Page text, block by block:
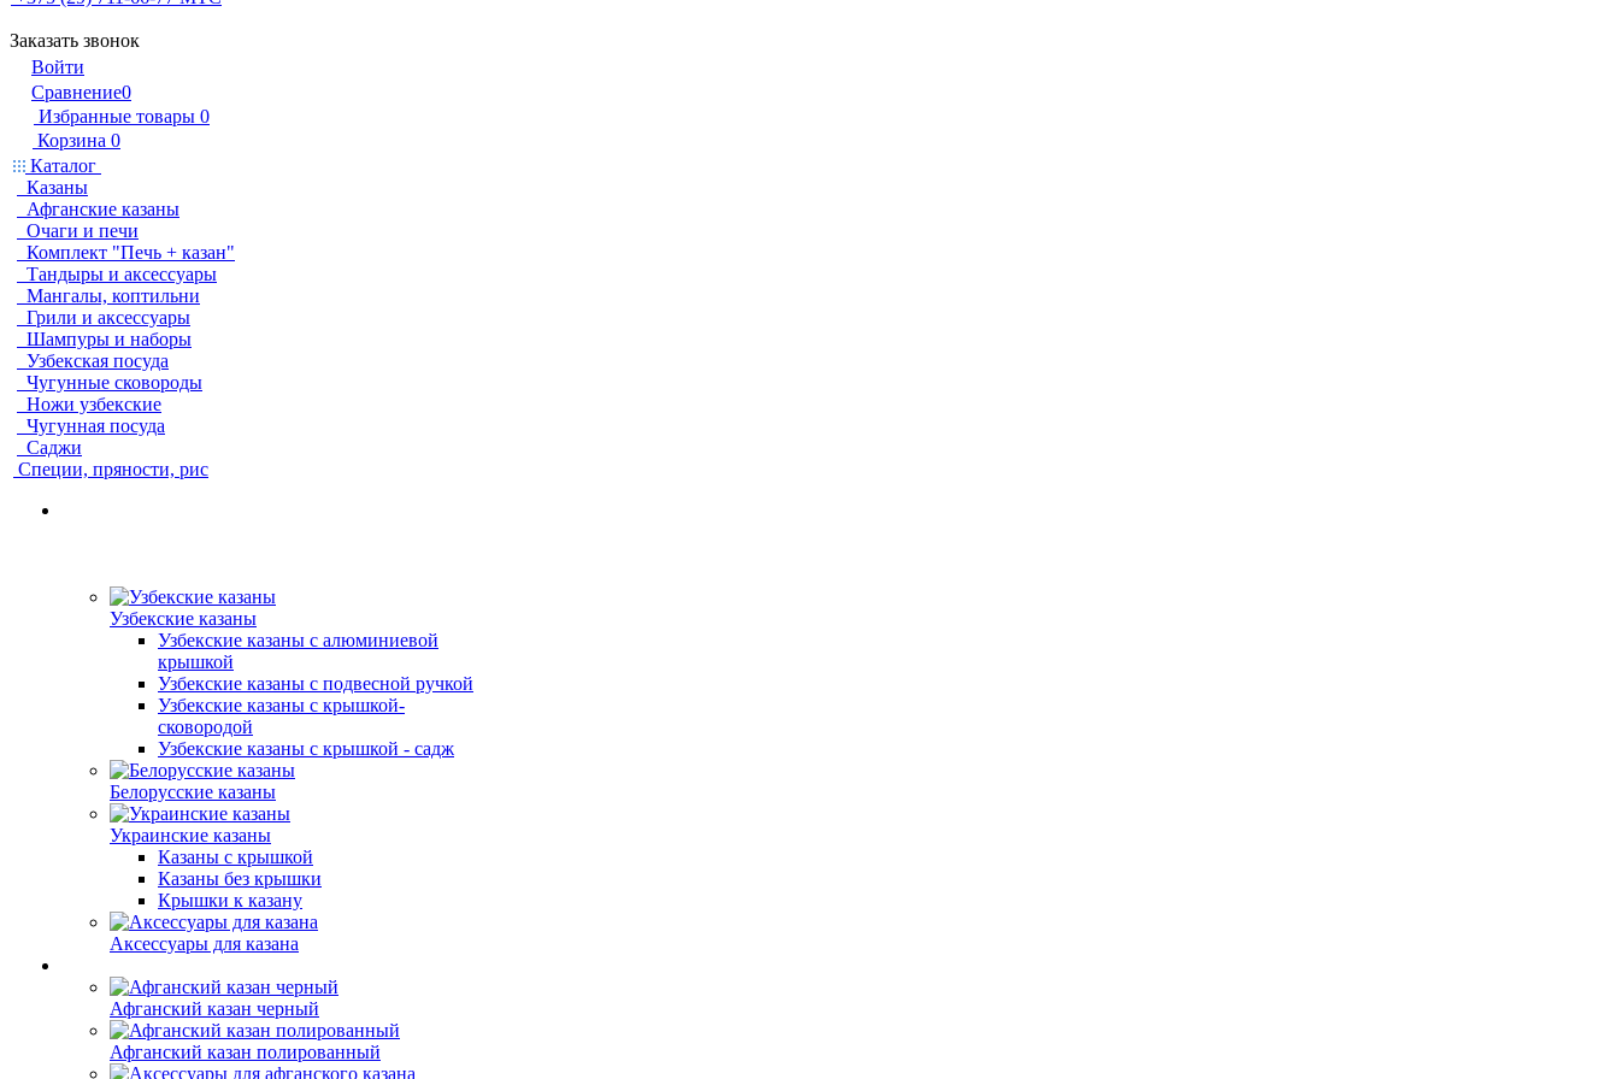
Заказать звонок
Войти
Сравнение0
Избранные товары 0
Корзина 0
Каталог
Казаны
Афганские казаны
Очаги и печи
Комплект "Печь + казан"
Тандыры и аксессуары
Мангалы, коптильни
Грили и аксессуары
Шампуры и наборы
Узбекская посуда
Чугунные сковороды
Ножи узбекские
Чугунная посуда
Саджи
Специи, пряности, рис
Узбекские казаны
Узбекские казаны с алюминиевой
крышкой
Узбекские казаны с подвесной ручкой
Узбекские казаны с крышкой-
сковородой
Узбекские казаны с крышкой - садж
Белорусские казаны
Украинские казаны
Казаны с крышкой
Казаны без крышки
Крышки к казану
Аксессуары для казана
Афганский казан черный
Афганский казан полированный